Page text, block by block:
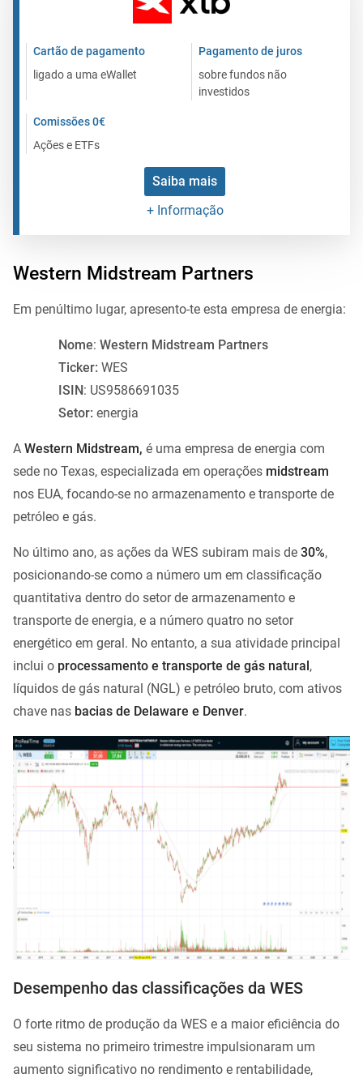
Cartão de pagamento
ligado a uma eWallet
Pagamento de juros
sobre fundos não
investidos
Comissões 0€
Ações e ETFs
Saiba mais
+ Informação
Western Midstream Partners
Em penúltimo lugar, apresento-te esta empresa de energia:
Nome: Western Midstream Partners
Ticker: WES
ISIN: US9586691035
Setor: energia
A Western Midstream, é uma empresa de energia com
sede no Texas, especializada em operações midstream
nos EUA, focando-se no armazenamento e transporte de
petróleo e gás.
No último ano, as ações da WES subiram mais de 30%,
posicionando-se como a número um em classificação
quantitativa dentro do setor de armazenamento e
transporte de energia, e a número quatro no setor
energético em geral. No entanto, a sua atividade principal
inclui o processamento e transporte de gás natural ,
líquidos de gás natural (NGL) e petróleo bruto, com ativos
chave nas bacias de Delaware e Denver.
Desempenho das classificações da WES
O forte ritmo de produção da WES e a maior eficiência do
seu sistema no primeiro trimestre impulsionaram um
aumento significativo no rendimento e rentabilidade,